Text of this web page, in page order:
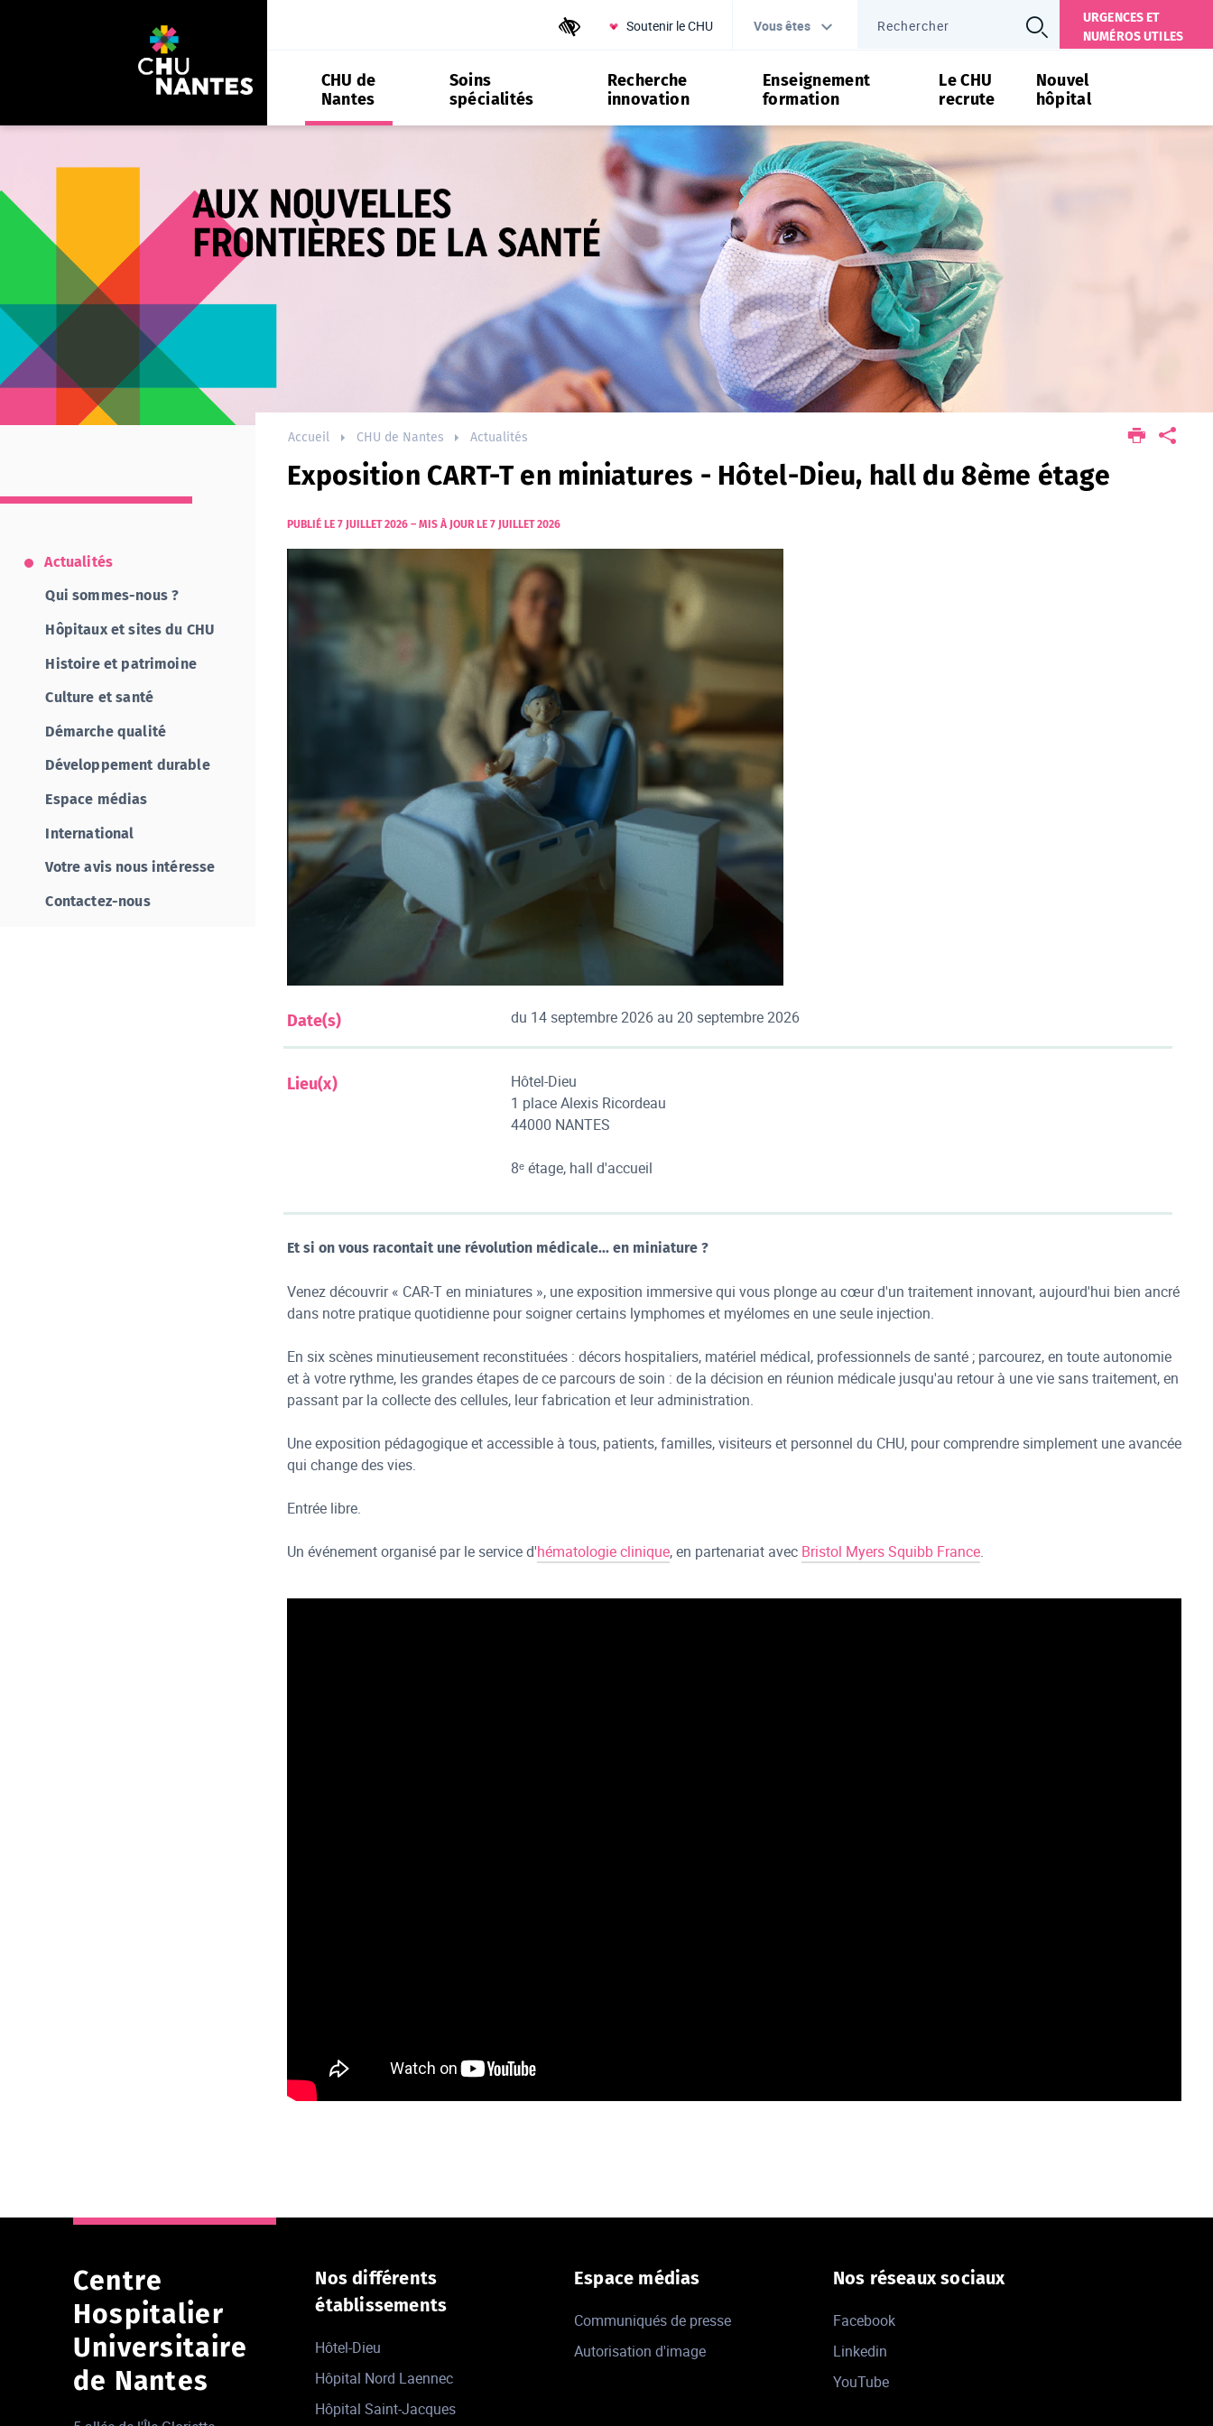
Outils d'accessibilité
Soutenir le CHU Vous êtes
URGENCES ET
NUMÉROS UTILES
CHU de
Nantes
Soins
spécialités
Recherche
innovation
Enseignement
formation
Le CHU
recrute
Nouvel
hôpital
Accueil CHU de Nantes Actualités
Exposition CART-T en miniatures - Hôtel-Dieu, hall du 8ème étage
PUBLIÉ LE 7 JUILLET 2026 – MIS À JOUR LE 7 JUILLET 2026
Date(s) du 14 septembre 2026 au 20 septembre 2026
Lieu(x)
Hôtel-Dieu
1 place Alexis Ricordeau
44000 NANTES
8ᵉ étage, hall d'accueil
Et si on vous racontait une révolution médicale... en miniature ?
Venez découvrir « CAR-T en miniatures », une exposition immersive qui vous plonge au cœur d'un traitement innovant, aujourd'hui bien ancré
dans notre pratique quotidienne pour soigner certains lymphomes et myélomes en une seule injection.
En six scènes minutieusement reconstituées : décors hospitaliers, matériel médical, professionnels de santé ; parcourez, en toute autonomie
et à votre rythme, les grandes étapes de ce parcours de soin : de la décision en réunion médicale jusqu'au retour à une vie sans traitement, en
passant par la collecte des cellules, leur fabrication et leur administration.
Une exposition pédagogique et accessible à tous, patients, familles, visiteurs et personnel du CHU, pour comprendre simplement une avancée
qui change des vies.
Entrée libre.
Un événement organisé par le service d'hématologie clinique, en partenariat avec Bristol Myers Squibb France.
Actualités
Qui sommes-nous ?
Hôpitaux et sites du CHU
Histoire et patrimoine
Culture et santé
Démarche qualité
Développement durable
Espace médias
International
Votre avis nous intéresse
Contactez-nous
Centre
Hospitalier
Universitaire
de Nantes
Nos différents
établissements
Hôtel-Dieu
Hôpital Nord Laennec
Hôpital Saint-Jacques
Espace médias
Communiqués de presse
Autorisation d'image
Nos réseaux sociaux
Facebook
Linkedin
YouTube